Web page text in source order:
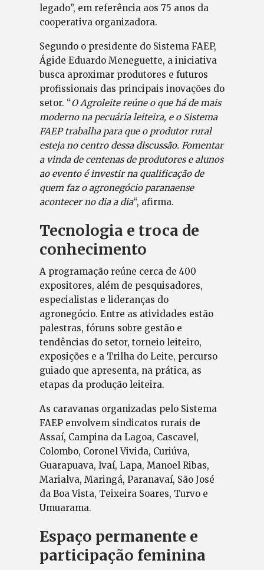
legado”, em referência aos 75 anos da
cooperativa organizadora.
Segundo o presidente do Sistema FAEP,
Ágide Eduardo Meneguette, a iniciativa
busca aproximar produtores e futuros
profissionais das principais inovações do
setor. “O Agroleite reúne o que há de mais
moderno na pecuária leiteira, e o Sistema
FAEP trabalha para que o produtor rural
esteja no centro dessa discussão. Fomentar
a vinda de centenas de produtores e alunos
ao evento é investir na qualificação de
quem faz o agronegócio paranaense
acontecer no dia a dia“, afirma.
Tecnologia e troca de
conhecimento
A programação reúne cerca de 400
expositores, além de pesquisadores,
especialistas e lideranças do
agronegócio. Entre as atividades estão
palestras, fóruns sobre gestão e
tendências do setor, torneio leiteiro,
exposições e a Trilha do Leite, percurso
guiado que apresenta, na prática, as
etapas da produção leiteira.
As caravanas organizadas pelo Sistema
FAEP envolvem sindicatos rurais de
Assaí, Campina da Lagoa, Cascavel,
Colombo, Coronel Vivida, Curiúva,
Guarapuava, Ivaí, Lapa, Manoel Ribas,
Marialva, Maringá, Paranavaí, São José
da Boa Vista, Teixeira Soares, Turvo e
Umuarama.
Espaço permanente e
participação feminina